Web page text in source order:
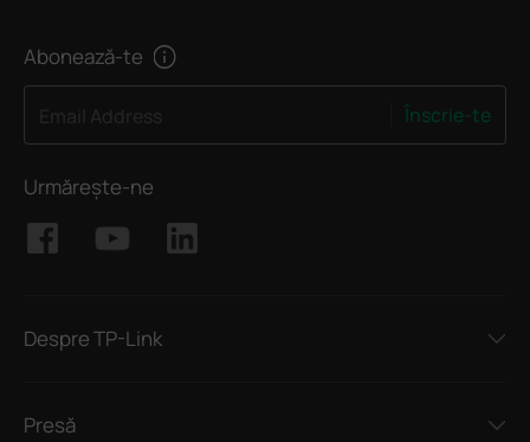
Abonează-te
Înscrie-te
Urmărește-ne
Despre TP-Link
Presă